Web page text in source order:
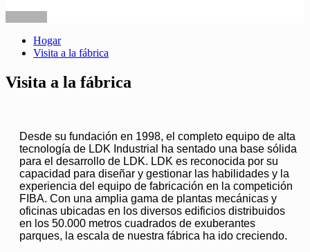
Hogar
Visita a la fábrica
Visita a la fábrica
Desde su fundación en 1998, el completo equipo de alta
tecnología de LDK Industrial ha sentado una base sólida
para el desarrollo de LDK. LDK es reconocida por su
capacidad para diseñar y gestionar las habilidades y la
experiencia del equipo de fabricación en la competición
FIBA. Con una amplia gama de plantas mecánicas y
oficinas ubicadas en los diversos edificios distribuidos
en los 50.000 metros cuadrados de exuberantes
parques, la escala de nuestra fábrica ha ido creciendo.